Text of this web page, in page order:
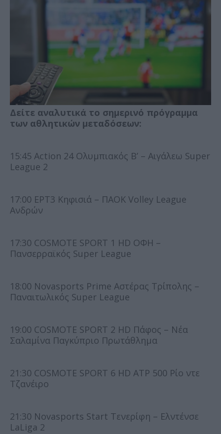
Δείτε αναλυτικά το σημερινό πρόγραμμα
των αθλητικών μεταδόσεων:
15:45 Action 24 Ολυμπιακός Β’ – Αιγάλεω Super
League 2
17:00 ΕΡΤ3 Κηφισιά – ΠΑΟΚ Volley League
Ανδρών
17:30 COSMOTE SPORT 1 HD ΟΦΗ –
Πανσερραϊκός Super League
18:00 Novasports Prime Αστέρας Τρίπολης –
Παναιτωλικός Super League
19:00 COSMOTE SPORT 2 HD Πάφος – Νέα
Σαλαμίνα Παγκύπριο Πρωτάθλημα
21:30 COSMOTE SPORT 6 HD ATP 500 Ρίο ντε
Τζανέιρο
21:30 Novasports Start Τενερίφη – Ελντένσε
LaLiga 2